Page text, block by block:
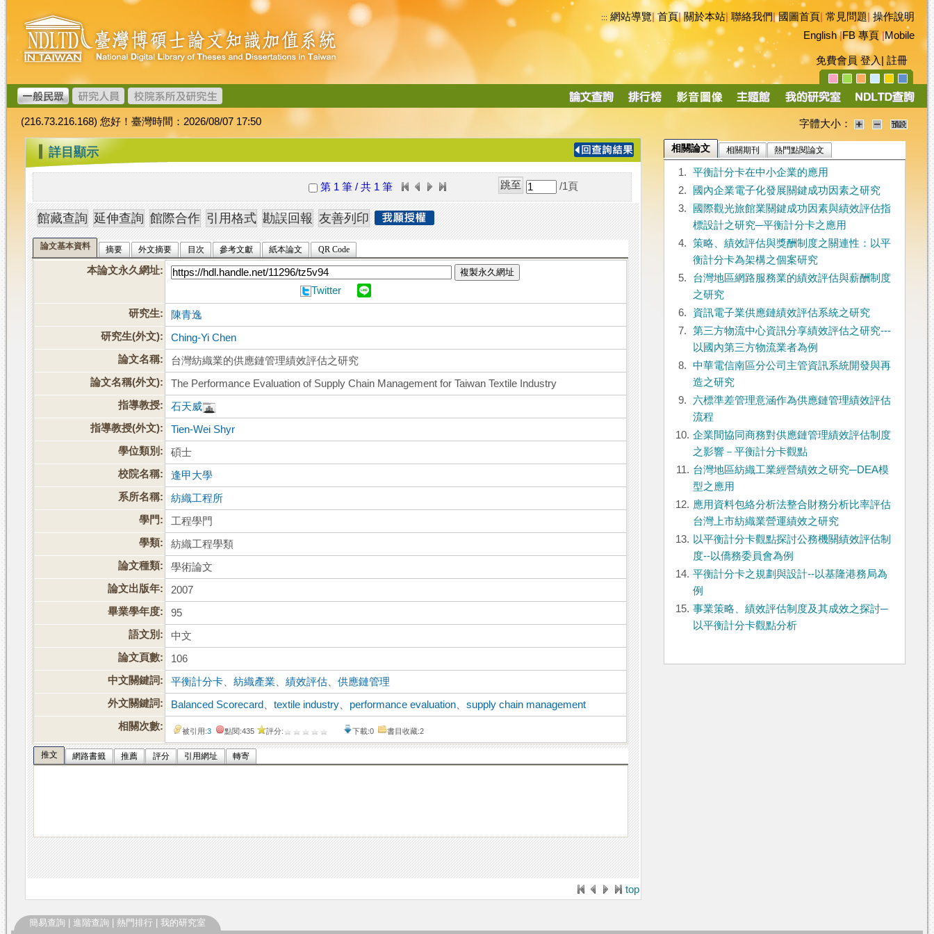
跳
到
主
要
內
容
臺
灣
博
碩
士
論
文
加
值
系
統
::: 網站導覽|首頁|關於本站 聯絡我們|國圖首頁 常見問題|操作說明
English|FB 專頁|Mobile
免費會員 登入 註冊
導
(216.73.216.168) 您好！臺灣時間：2026/08/07 17:50 字體大小：
::: 詳目顯示
第 1 筆 / 共 1 筆 /1 頁
論文基本資料 摘要 外文摘要 目次 參考文獻 紙本論文 QR Code
本論文永久網址: 複製永久網址
Twitter
研究生:
陳青逸
研究生(外文):
Ching-Yi Chen
論文名稱:
台灣紡織業的供應鏈管理績效評估之研究
論文名稱(外文):
The Performance Evaluation of Supply Chain Management for Taiwan Textile Industry
指導教授:
石天威
指導教授(外文):
Tien-Wei Shyr
學位類別:
碩士
校院名稱:
逢甲大學
系所名稱:
紡織工程所
學門:
工程學門
學類:
紡織工程學類
論文種類:
學術論文
論文出版年:
2007
畢業學年度:
95
語文別:
中文
論文頁數:
106
中文關鍵詞:
平衡計分卡 、紡織產業 、績效評估 、供應鏈管理
外文關鍵詞:
Balanced Scorecard 、textile industry performance evaluation 、supply chain management
相關次數:
被引用:3 點閱:435 評分: 下載:0 書目收藏:2
推文 網路書籤 推薦 評分 引用網址 轉寄
top
相關論文 相關期刊 熱門點閱論文
1.
平衡計分卡在中小企業的應用
2.
國內企業電子化發展關鍵成功因素之研究
3.
國際觀光旅館業關鍵成功因素與績效評估指
標設計之研究─平衡計分卡之應用
4.
策略、績效評估與獎酬制度之關連性：以平
衡計分卡為架構之個案研究
5.
台灣地區網路服務業的績效評估與薪酬制度
之研究
6.
資訊電子業供應鏈績效評估系統之研究
7.
第三方物流中心資訊分享績效評估之研究---
以國內第三方物流業者為例
8.
中華電信南區分公司主管資訊系統開發與再
造之研究
9.
六標準差管理意涵作為供應鏈管理績效評估
流程
10. 企業間協同商務對供應鏈管理績效評估制度
之影響－平衡計分卡觀點
11. 台灣地區紡織工業經營績效之研究─DEA模
型之應用
12. 應用資料包絡分析法整合財務分析比率評估
台灣上市紡織業營運績效之研究
13. 以平衡計分卡觀點探討公務機關績效評估制
度--以僑務委員會為例
14. 平衡計分卡之規劃與設計--以基隆港務局為
例
15. 事業策略、績效評估制度及其成效之探討─
以平衡計分卡觀點分析
簡易查詢 進階查詢 熱門排行 我的研究室